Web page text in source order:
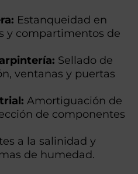
Estanqueidad en
y compartimentos de
Sellado de
ventanas y puertas
Amortiguación de
de componentes
a la salinidad y
de humedad.